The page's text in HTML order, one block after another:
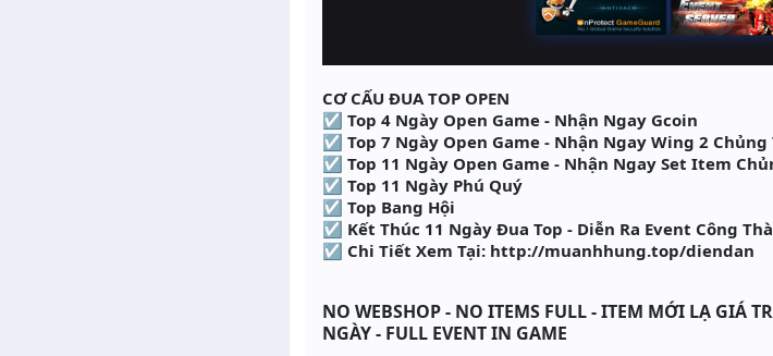
CƠ CẤU ĐUA TOP OPEN
☑ Top 4 Ngày Open Game - Nhận Ngay Gcoin
☑ Top 7 Ngày Open Game - Nhận Ngay Wing 2 Chủng
☑ Top 11 Ngày Open Game - Nhận Ngay Set Item
☑ Top 11 Ngày Phú Quý
☑ Top Bang Hội
☑ Kết Thúc 11 Ngày Đua Top - Diễn Ra Event Công
☑ Chi Tiết Xem Tại: http://muanhhung.top/diendan
NO WEBSHOP - NO ITEMS FULL - ITEM MỚI LẠ GIÁ
NGÀY - FULL EVENT IN GAME